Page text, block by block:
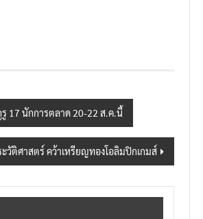
รู 17 นักการตลาด 20-22 ส.ค.นี้
วัติศาสตร์ คว้าเหรียญทองโอลิมปิกเกมส์